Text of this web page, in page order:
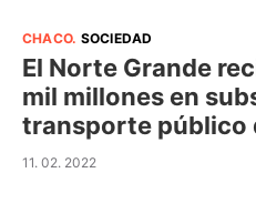
CHACO. SOCIEDAD
El Norte Grande
mil millones en
transporte público
11. 02. 2022